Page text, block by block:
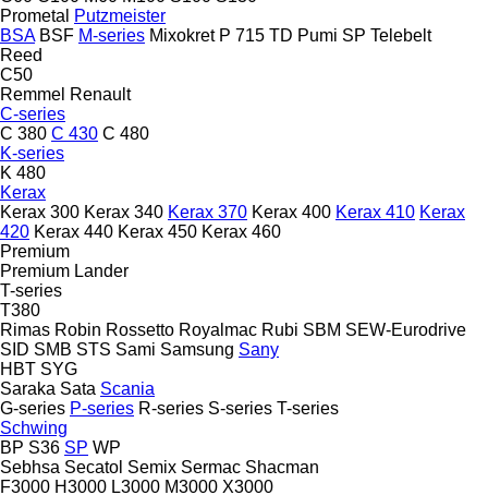
Prometal
Putzmeister
BSA BSF M-series Mixokret P 715 TD Pumi SP Telebelt
Reed
C50
Remmel Renault
C-series
C 380 C 430 C 480
K-series
K 480
Kerax
Kerax 300 Kerax 340 Kerax 370 Kerax 400 Kerax 410 Kerax
420 Kerax 440 Kerax 450 Kerax 460
Premium
Premium Lander
T-series
T380
Rimas Robin Rossetto Royalmac Rubi SBM SEW-Eurodrive
SID SMB STS Sami Samsung Sany
HBT SYG
Saraka Sata Scania
G-series P-series R-series S-series T-series
Schwing
BP S36 SP WP
Sebhsa Secatol Semix Sermac Shacman
F3000 H3000 L3000 M3000 X3000